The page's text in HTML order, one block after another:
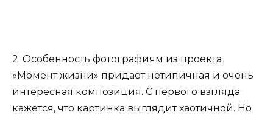
2. Особенность фотографиям из проекта
«Момент жизни» придает нетипичная и очень
интересная композиция. С первого взгляда
кажется, что картинка выглядит хаотичной. Но